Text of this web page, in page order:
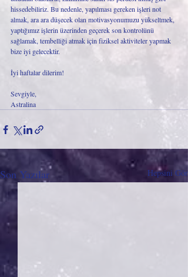
hissedebiliriz. Bu nedenle, yapılması gereken işleri not
almak, ara ara düşecek olan motivasyonumuzu yükseltmek,
yaptığımız işlerin üzerinden geçerek son kontrolünü
sağlamak, tembelliği atmak için fiziksel aktiviteler yapmak
bize iyi gelecektir.
İyi haftalar dilerim!
Sevgiyle,
Astralina
Son Yazılar Hepsini Gör